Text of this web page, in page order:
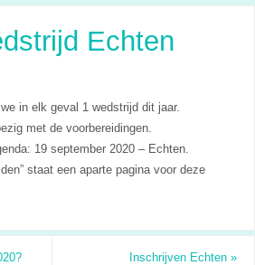
Echten
in elk geval 1 wedstrijd dit jaar.
met de voorbereidingen.
19 september 2020 – Echten.
staat een aparte pagina voor deze
Inschrijven Echten»